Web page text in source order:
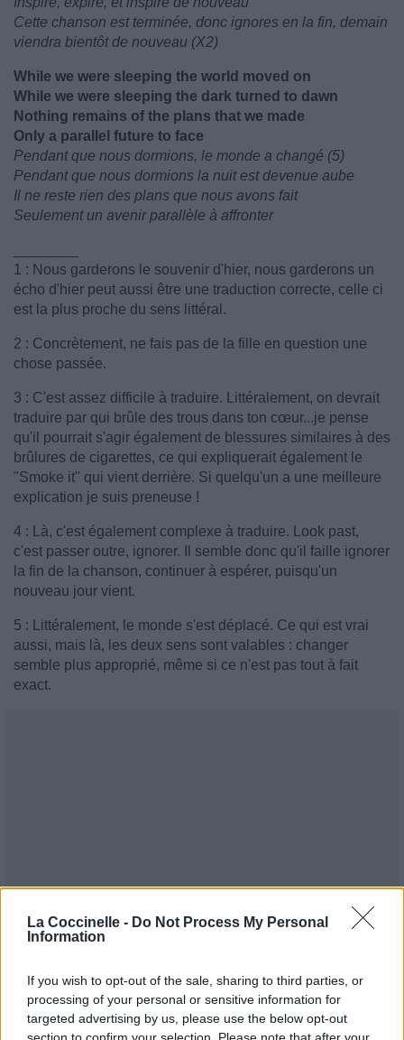
La Coccinelle - Do Not Process My Personal
Information
If you wish to opt-out of the sale, sharing to third parties, or
processing of your personal or sensitive information for
targeted advertising by us, please use the below opt-out
section to confirm your selection. Please note that after your
Cette chanson est terminée, donc ignores en la fin, demain
viendra bientôt de nouveau (X2)
While we were sleeping the world moved on
While we were sleeping the dark turned to dawn
Nothing remains of the plans that we made
Only a parallel future to face
Pendant que nous dormions, le monde a changé (5)
Pendant que nous dormions la nuit est devenue aube
Il ne reste rien des plans que nous avons fait
Seulement un avenir parallèle à affronter
1 : Nous garderons le souvenir d'hier, nous garderons un
écho d'hier peut aussi être une traduction correcte, celle ci
est la plus proche du sens littéral.
2 : Concrètement, ne fais pas de la fille en question une
chose passée.
3 : C'est assez difficile à traduire. Littéralement, on devrait
traduire par qui brûle des trous dans ton cœur...je pense
qu'il pourrait s'agir également de blessures similaires à des
brûlures de cigarettes, ce qui expliquerait également le
"Smoke it" qui vient derrière. Si quelqu'un a une meilleure
explication je suis preneuse !
4 : Là, c'est également complexe à traduire. Look past,
c'est passer outre, ignorer. Il semble donc qu'il faille ignorer
la fin de la chanson, continuer à espérer, puisqu'un
nouveau jour vient.
5 : Littéralement, le monde s'est déplacé. Ce qui est vrai
aussi, mais là, les deux sens sont valables : changer
semble plus approprié, même si ce n'est pas tout à fait
exact.